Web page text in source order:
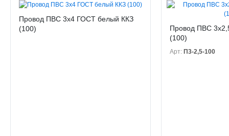
Провод ПВС 3х4 ГОСТ белый ККЗ
(100)
Провод ПВС
(100)
Арт: П3-2,5-100